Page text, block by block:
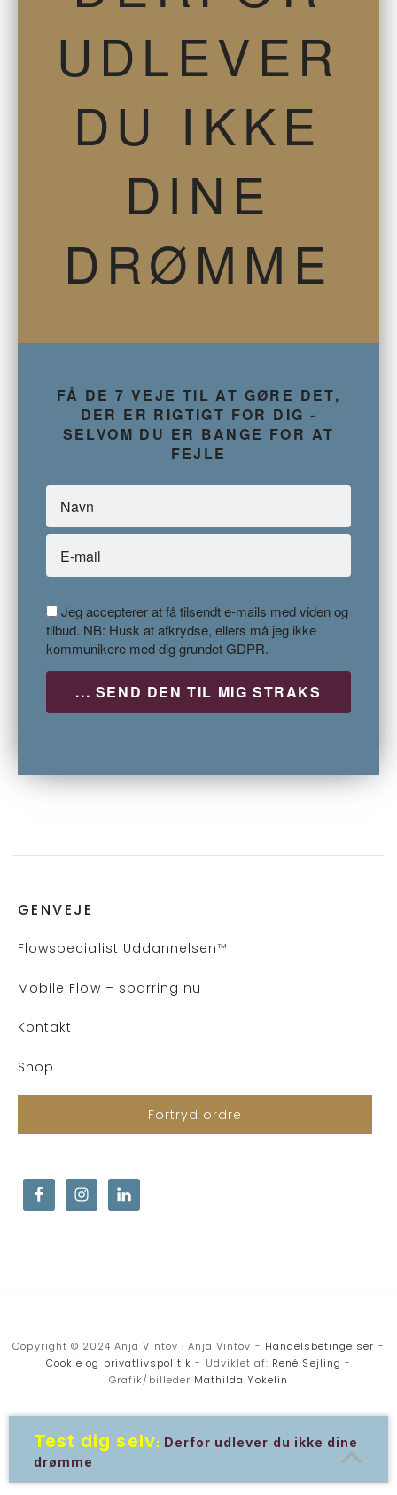
UDLEVER
DU IKKE
DINE
DRØMME
FÅ DE 7 VEJE TIL AT GØRE DET,
DER ER RIGTIGT FOR DIG -
SELVOM DU ER BANGE FOR AT
FEJLE
Jeg accepterer at få tilsendt e-mails med viden og
tilbud. NB: Husk at afkrydse, ellers må jeg ikke
kommunikere med dig grundet GDPR.
GENVEJE
Flowspecialist Uddannelsen™
Mobile Flow – sparring nu
Kontakt
Shop
Fortryd ordre
Copyright © 2024 Anja Vintov · Anja Vintov - Handelsbetingelser -
Cookie og privatlivspolitik - Udviklet af: René Sejling -
Grafik/billeder Mathilda Yokelin
Test dig selv: Derfor udlever du ikke dine
drømme